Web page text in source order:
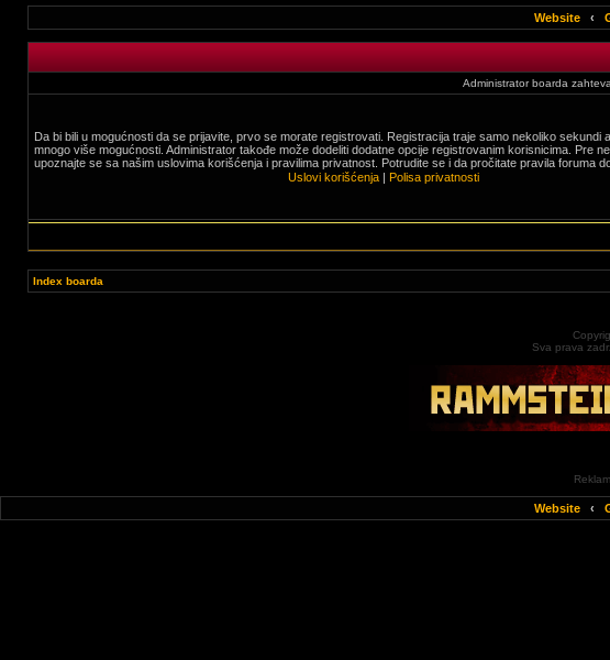
Website ‹
Administrator boarda
Da bi bili u mogućnosti da se prijavite, prvo se morate registrovati. Registracija traje samo nekoliko sekundi
mnogo više mogućnosti. Administrator takođe može dodeliti dodatne opcije registrovanim korisnicima. Pre
upoznajte se sa našim uslovima korišćenja i pravilima privatnost. Potrudite se i da pročitate pravila foruma
Uslovi korišćenja| Polisa privatnosti
Index boarda
Sva prava
Website ‹